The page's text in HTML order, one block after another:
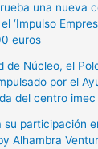
una nueva
‘Impulso
euros
de Núcleo, el
por el
del centro imec
su participación
Alhambra